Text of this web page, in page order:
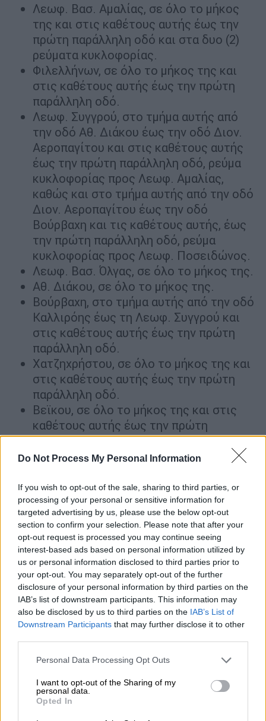
Do Not Process My Personal Information
If you wish to opt-out of the sale, sharing to third parties, or
processing of your personal or sensitive information for
targeted advertising by us, please use the below opt-out
section to confirm your selection. Please note that after your
opt-out request is processed you may continue seeing
interest-based ads based on personal information utilized by
us or personal information disclosed to third parties prior to
your opt-out. You may separately opt-out of the further
disclosure of your personal information by third parties on the
IAB’s list of downstream participants. This information may
also be disclosed by us to third parties on the IAB’s List of
Downstream Participants that may further disclose it to other
Please note that this website/app uses one or more Google
not limited to your visit or usage behaviour. You may click to
grant or deny consent to Google and its third-party tags to
use your data for below specified purposes in below Google
Personal Data Processing Opt Outs
I want to opt-out of the Sharing of my
personal data.
Opted In
Λεωφ. Βασ. Αμαλίας, σε όλο το μήκος
της και στις καθέτους αυτής έως την
πρώτη παράλληλη οδό και στα δυο (2)
ρεύματα κυκλοφορίας.
Φιλελλήνων, σε όλο το μήκος της και
στις καθέτους αυτής έως την πρώτη
παράλληλη οδό.
Λεωφ. Συγγρού, στο τμήμα αυτής από
την οδό Αθ. Διάκου έως την οδό Διον.
Αεροπαγίτου και στις καθέτους αυτής
έως την πρώτη παράλληλη οδό, ρεύμα
κυκλοφορίας προς Λεωφ. Αμαλίας,
καθώς και στο τμήμα αυτής από την οδό
Διον. Αεροπαγίτου έως την οδό
Βούρβαχη και τις καθέτους αυτής, έως
την πρώτη παράλληλη οδό, ρεύμα
κυκλοφορίας προς Λεωφ. Ποσειδώνος.
Λεωφ. Βασ. Όλγας, σε όλο το μήκος της.
Αθ. Διάκου, σε όλο το μήκος της.
Βούρβαχη, στο τμήμα αυτής από την οδό
Καλλιρόης έως τη Λεωφ. Συγγρού και
στις καθέτους αυτής έως την πρώτη
παράλληλη οδό.
Χατζηχρήστου, σε όλο το μήκος της και
στις καθέτους αυτής έως την πρώτη
παράλληλη οδό.
Βεϊκου, σε όλο το μήκος της και στις
καθέτους αυτής έως την πρώτη
παράλληλη οδό.
Γενναίου Κολοκοτρώνη, σε όλο το μήκος
πρώτη παράλληλη οδό.
Ρούμελης, σε όλο το μήκος της και στις
καθέτους αυτής έως την πρώτη
παράλληλη οδό.
Βουτιέ, σε όλο το μήκος της και στις
καθέτους αυτής έως την πρώτη
παράλληλη οδό.
Αρακύνθου, σε όλο το μήκος της και
στις καθέτους αυτής έως την πρώτη
παράλληλη οδό.
Παναιτωλίου, σε όλο το μήκος της και
στις καθέτους αυτής έως την πρώτη
Μουσών, σε όλο το μήκος της και στις
καθέτους αυτής έως την πρώτη